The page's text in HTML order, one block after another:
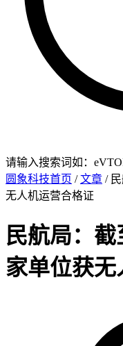
请输入搜索词如：
圆象科技首页 /文章 /
无人机运营合格证
民航局：截
家单位获